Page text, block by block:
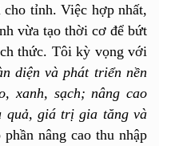
tỉnh. Việc hợp nhất,
vừa tạo thời cơ để bứt
thức. Tôi kỳ vọng với
diện và phát triển nền
xanh, sạch; nâng cao
quả, giá trị gia tăng và
nâng cao thu nhập